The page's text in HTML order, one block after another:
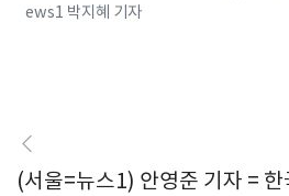
ews1 박지혜 기자
(서울=뉴스1) 안영준 기자 = 한